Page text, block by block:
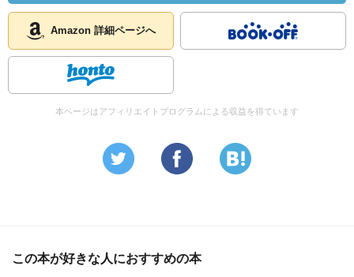
校に子どもをやれるのは年収1500万以上、それも一人の場
合、というのは本当かな？と思いながら読みました。（実
際に私立小学校に子どもをやっている人の年収が、みんな
がみんな、それをクリアしてるとは想像しにくかったの
まあ、子どもの教育、ってことは、いろんな面で、しばら
Amazon 詳細ページへ
本ページはアフィリエイトプログラムによる収益を得ています
この本が好きな人におすすめの本